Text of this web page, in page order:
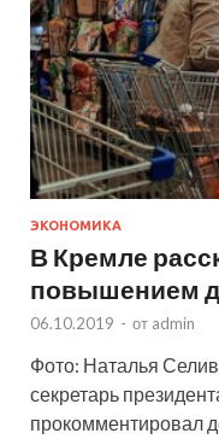
ЭКОНОМИКА
В Кремле
повышением
06.10.2019 - от admin
Фото: Наталья
секретарь
прокомментировал